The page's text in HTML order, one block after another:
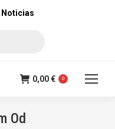
Noticias
0,00€ 0
Od